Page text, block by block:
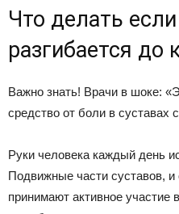
Что делать
разгибается до
Важно знать! Врачи в шоке:
средство от боли в суставах
Руки человека каждый день
Подвижные части суставов, и
принимают активное